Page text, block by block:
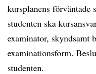
kursplanens förväntade
studenten ska
examinator, skyndsamt
examinationsform.
studenten.